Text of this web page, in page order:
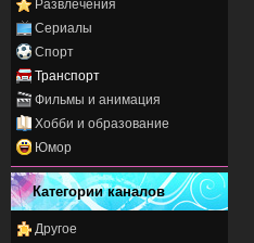
Развлечения
Сериалы
Спорт
Транспорт
Фильмы и анимация
Хобби и образование
Юмор
Категории каналов
Другое